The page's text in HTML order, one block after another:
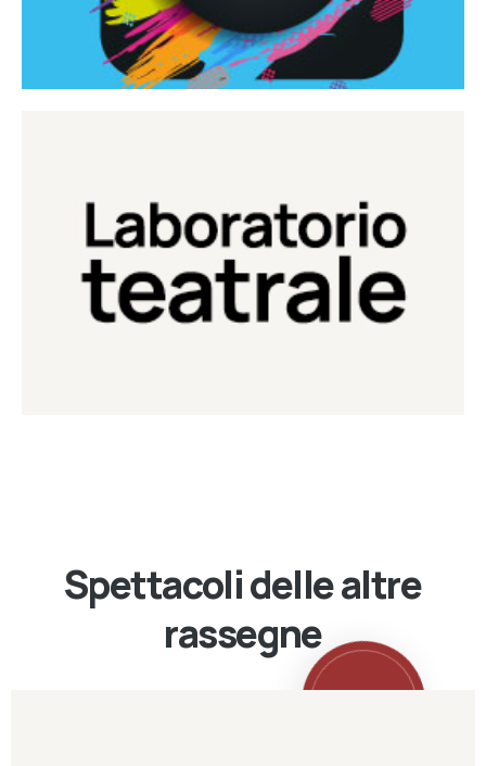
Laboratorio Teatrale
Laboratorio di teatro del Teatro Eduardo de Filippo
Continua
Spettacoli delle altre
rassegne